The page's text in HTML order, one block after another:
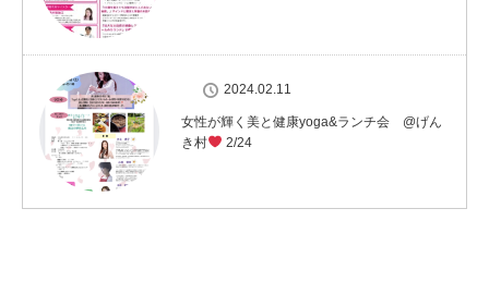
2024.02.11
女性が輝く美と健康yoga&ランチ会 @げん
き村
2/24